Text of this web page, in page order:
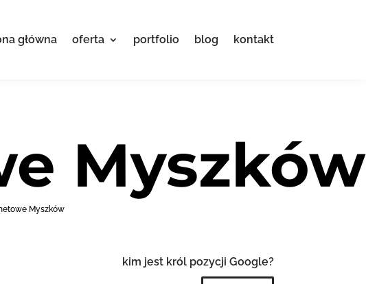
główna oferta portfolio blog kontakt
Myszków
Myszków
kim jest król pozycji Google?